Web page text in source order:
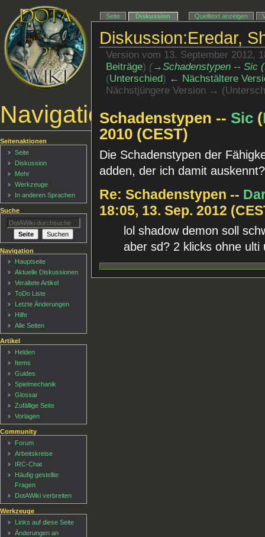
Diskussion:Eredar,
Version vom 13. September 2012,
Beiträge) (→‎Schadenstypen -- Sic
(Unterschied) ← Nächstältere
Nächstjüngere Version →
Schadenstypen -- Sic (
2010 (CEST)
Die Schadenstypen der
adden, der ich damit auskennt?
Re: Schadenstypen --
18:05, 13. Sep. 2012
lol shadow demon soll
aber sd? 2 klicks ohne
Navigationsmenü
Seite Diskussion Quelltext anzeigen
Seitenaktionen
Seite
Diskussion
Mehr
Werkzeuge
In anderen Sprachen
Suche
Navigation
Hauptseite
Aktuelle Diskussionen
Veraltete Artikel
ToDo Liste
Letzte Änderungen
Hilfe
Alle Seiten
Artikel
Helden
Items
Guides
Spielmechanik
Glossar
Zufällige Seite
Vorlagen
Community
Forum
Arbeitskreise
IRC-Chat
Häufig gestellte
Fragen
DotAWiki verbreiten
Werkzeuge
Links auf diese Seite
Änderungen an